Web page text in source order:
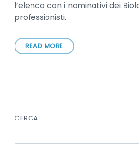
l’elenco con i nominativi dei
professionisti.
READ MORE
CERCA